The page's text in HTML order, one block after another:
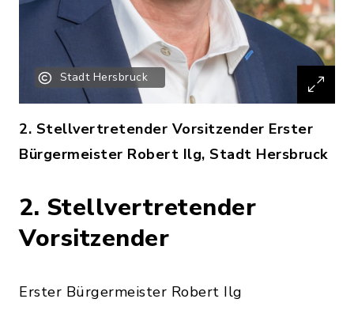
Stadt Hersbruck
2. Stellvertretender Vorsitzender Erster
Bürgermeister Robert Ilg, Stadt Hersbruck
2. Stellvertretender
Vorsitzender
Erster Bürgermeister Robert Ilg